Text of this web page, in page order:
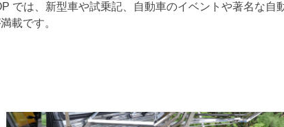
では、新型車や試乗記、自動車のイベントや著名な自
載です。